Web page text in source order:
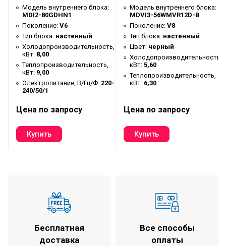
Диаметр жидкостной
трубы, мм (дюйм)
9,53(3/8")
Диаметр газовой трубы, мм
(дюйм)
15,88(5/8")
Наружный диаметр отвода
дренажа, мм
16
Размер внутреннего блока
(Ш×В×Г), мм
Размер внутреннего блока
в упаковке (Ш×В×Г), мм
1265×420×345
Модель внутреннего блока:
MDI2-80GDHN1
Поколение: V6
Тип блока: настенный
Холодопроизводительность,
кВт: 8,00
Теплопроизводительность,
кВт: 9,00
Электропитание, В/Гц/Ф: 220-
240/50/1
Цена по запросу
Модель внутреннего блока:
MDVI3-56WMVR12D-B
Поколение: V8
Тип блока: настенный
Цвет: черный
Холодопроизводительность,
кВт: 5,60
Теплопроизводительность,
кВт: 6,30
Цена по запросу
Бесплатная
доставка
Все способы
оплаты